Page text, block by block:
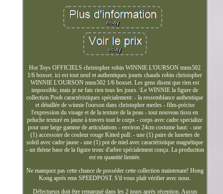
Hot Toys OFFICIELS christopher robin WINNIE L'OURSON mms502
1/6 boxset. ici est tout neuf et authentiques jouets chauds robin christopher
WINNIE L'OURSON mms502 1/6 boxset. Les gens disent que rien est
impossible, mais je ne fais rien tous les jours. \Le WINNIE la figure de
collection Pooh caractéristiques spécialement: - la ressemblance authentique
et détaillée de winnie l'ourson dans christopher merles - film-précise
l'expression du visage et de la texture de la peau - tout nouveau tissu en
peluche texturé en jaune à travers tout le corps - corps avec cadre specialize
pour une large gamme de articulations - environ 24cm costume haut: - une
(1) accessoire de couleur rouge Kitted pull: - une (1) paire de lunettes de
soleil avec cadre jaune - une (1) pot de miel avec caractéristique magnétique
- un thème base de la figure tronc d'arbre spécialement conçu. La production
est en quantité limitée.
Ne manquez pas cette chance de posséder cette collection maintenant! Hong
Kong après ems SPEEDPOST. S'il vous plaît vérifier avec nous.
Défectueux doit être remarqué dans les 2 jours après réception. Aucun